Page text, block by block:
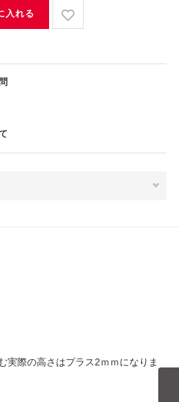
入れる
実際の高さはプラス2ｍｍになりま